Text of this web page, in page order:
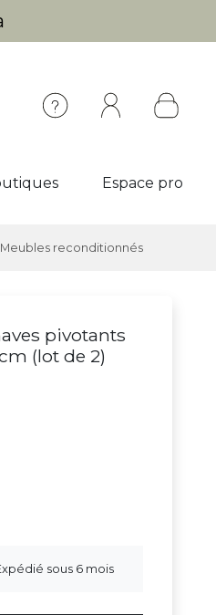
Espace pro
Meubles reconditionnés
pivotants
(lot de 2)
sous 6 mois